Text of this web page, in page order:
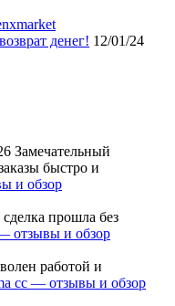
денег! 12/01/24
Замечательный
быстро и
и обзор
сделка прошла без
отзывы и обзор
работой и
cc — отзывы и обзор